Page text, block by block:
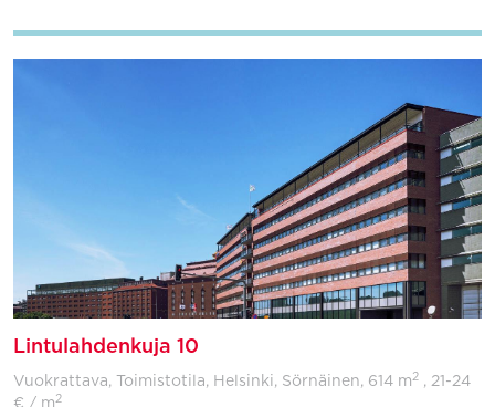
Lintulahdenkuja 10
Vuokrattava, Toimistotila, Helsinki, Sörnäinen, 614 m 2 , 21-24
€ / m 2